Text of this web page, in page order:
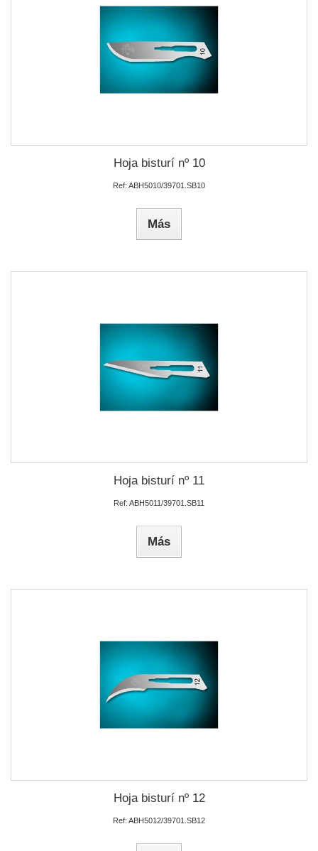
Hoja bisturí nº 10
Ref: ABH5010/39701.SB10
Más
Hoja bisturí nº 11
Ref: ABH5011/39701.SB11
Más
Hoja bisturí nº 12
Ref: ABH5012/39701.SB12